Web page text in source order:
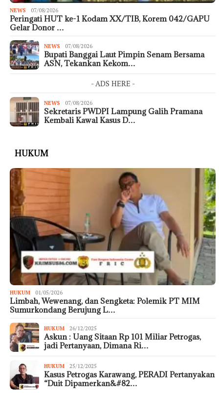
NEWS 07/08/2026
Peringati HUT ke-1 Kodam XX/TIB, Korem 042/GAPU
Gelar Donor …
NEWS 07/08/2026
Bupati Banggai Laut Pimpin Senam Bersama
ASN, Tekankan Kekom…
- ADS HERE -
NEWS 07/08/2026
Sekretaris PWDPI Lampung Galih Pramana
Kembali Kawal Kasus D…
HUKUM
HUKUM 01/05/2026
Limbah, Wewenang, dan Sengketa: Polemik PT MIM
Sumurkondang Berujung L…
HUKUM 26/12/2025
Askun : Uang Sitaan Rp 101 Miliar Petrogas,
jadi Pertanyaan, Dimana Ri…
HUKUM 25/12/2025
Kasus Petrogas Karawang, PERADI Pertanyakan
“Duit Dipamerkan&#82…